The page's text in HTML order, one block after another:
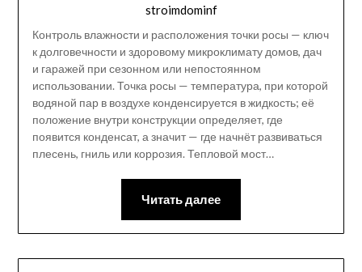
stroimdominf
Контроль влажности и расположения точки росы — ключ
к долговечности и здоровому микроклимату домов, дач
и гаражей при сезонном или непостоянном
использовании. Точка росы — температура, при которой
водяной пар в воздухе конденсируется в жидкость; её
положение внутри конструкции определяет, где
появится конденсат, а значит — где начнёт развиваться
плесень, гниль или коррозия. Тепловой мост…
Читать далее